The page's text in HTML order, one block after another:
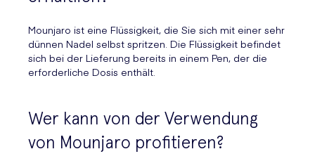
Mounjaro ist eine Flüssigkeit, die Sie sich mit einer sehr
dünnen Nadel selbst spritzen. Die Flüssigkeit befindet
sich bei der Lieferung bereits in einem Pen, der die
erforderliche Dosis enthält.
Wer kann von der Verwendung
von Mounjaro profitieren?